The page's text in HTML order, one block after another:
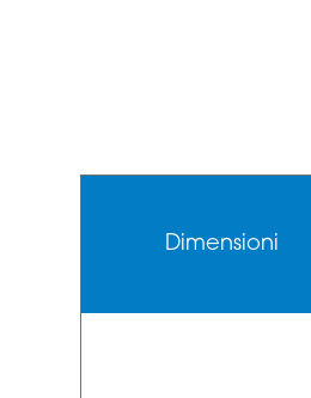
Dimensioni